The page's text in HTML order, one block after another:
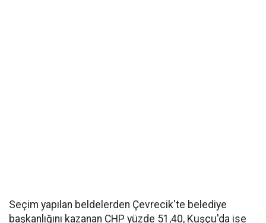
Seçim yapılan beldelerden Çevrecik'te belediye
başkanlığını kazanan CHP yüzde 51,40, Kuşçu'da ise